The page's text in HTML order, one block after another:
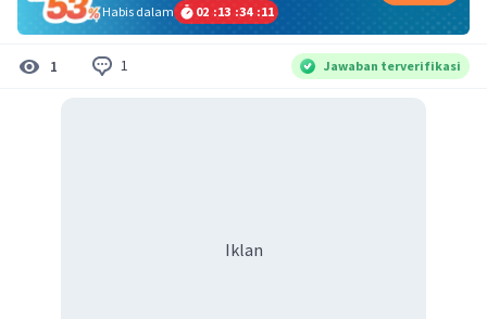
Habis dalam
02 :13 :34 :10
1 1 Jawaban terverifikasi
Iklan